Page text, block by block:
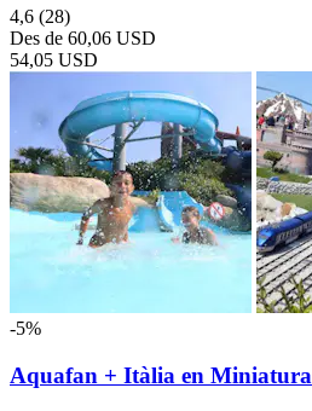
4,6 (28)
Des de 60,06 USD
54,05 USD
-5%
Aquafan + Itàlia en Miniatura